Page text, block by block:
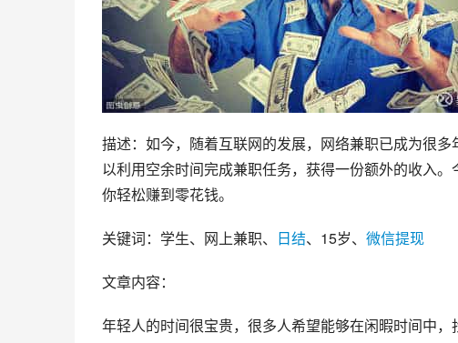
描述：如今，随着互联网的发展，网络兼职已成为很
以利用空余时间完成兼职任务，获得一份额外的收入
你轻松赚到零花钱。
关键词：学生、网上兼职、 日结、15岁、 微信提现
文章内容：
年轻人的时间很宝贵，很多人希望能够在闲暇时间中